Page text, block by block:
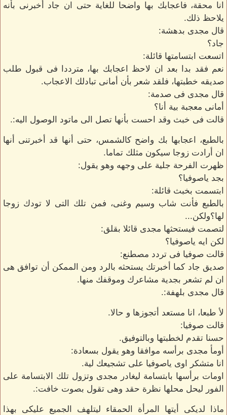
انا محقة، فاعجابك بها واضحا للغاية حتى ان جاد أخبرنى بأنه
يلاحظ ذلك.
قال مجدى بدهشة:
جاد؟
اتسعت ابتسامتها قائلة:
نعم فقد بدا بعد ان لاحظ اعجابك بها، مترددا فى قبول طلب
صديقه خطبتها، فلقد شعر بأن أمانى تبادلك الاعجاب.
قال مجدى فى صدمة:
أمانى معجبة بية أنا؟
قالت فى خبث وقد احست بأنها تصل الى ماتود الوصول اليه:.
بالطبع، اعجابها بك واضح كالشمس، حتى أنها قد أخبرتنى أنها
ان أرادت زوجا سيكون مثلك تماما.
ظهرت الفرحة جلية على وجهه وهو يقول:
بجد ياصوفيا؟
ابتسمت بخبث قائلة:
بالطبع فأنت شاب وسيم وغنى، فمن تلك التى لا تودك زوجا
لها؟ولكن...
لتصمت فيستحثها مجدى قائلا بقلق:
لكن ايه ياصوفيا؟
قالت صوفيا فى تردد مصطنع:
صديق جاد كما أخبرتك يستحثه بالرد ومن الممكن أن توافق هى
ان لم تشعر بجدية مشاعرك وموقفك منها.
قال مجدى بلهفة:.
لأ طبعا، انا مستعد أتجوزها و حالا.
قالت صوفيا:
حسنا تقدم لخطبتها وبالتوفيق.
أومأ مجدى برأسه موافقا وهو يقول بسعادة:
انا متشكر اوى ياصوفيا على تشجيعك لية.
اومات برأسها بابتسامة ليغادر مجدى وتزول تلك الابتسامة على
الفور ليحل محلها نظرة حقد وهى تقول بصوت خافت:.
ماذا لديكى أيتها المرأة الحمقاء ليتلهف الجميع عليكى بهذا